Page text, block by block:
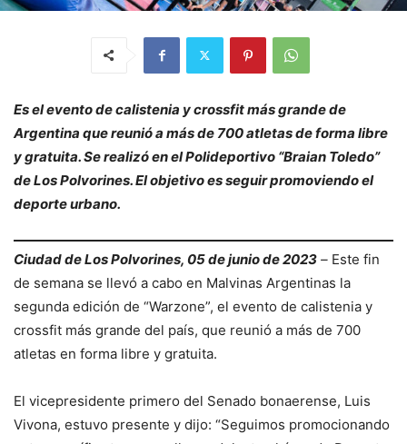
Es el evento de calistenia y crossfit más grande de
Argentina que reunió a más de 700 atletas de forma libre
y gratuita. Se realizó en el Polideportivo “Braian Toledo”
de Los Polvorines. El objetivo es seguir promoviendo el
deporte urbano.
Ciudad de Los Polvorines, 05 de junio de 2023 – Este fin
de semana se llevó a cabo en Malvinas Argentinas la
segunda edición de “Warzone”, el evento de calistenia y
crossfit más grande del país, que reunió a más de 700
atletas en forma libre y gratuita.
El vicepresidente primero del Senado bonaerense, Luis
Vivona, estuvo presente y dijo: “Seguimos promocionando